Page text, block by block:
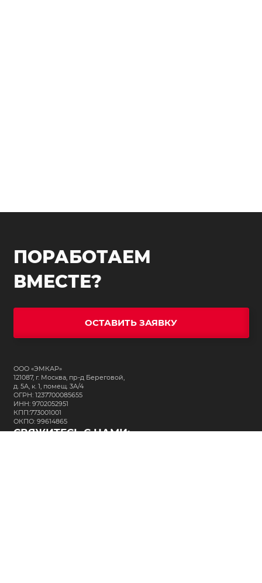
ПОРАБОТАЕМ
ВМЕСТЕ?
ОСТАВИТЬ ЗАЯВКУ
ООО «ЭМКАР»
121087, г. Москва, пр-д Береговой,
д. 5А, к. 1, помещ. 3А/4
ОГРН: 1237700085655
ИНН: 9702052951
КПП:773001001
ОКПО: 99614865
СВЯЖИТЕСЬ С НАМИ: